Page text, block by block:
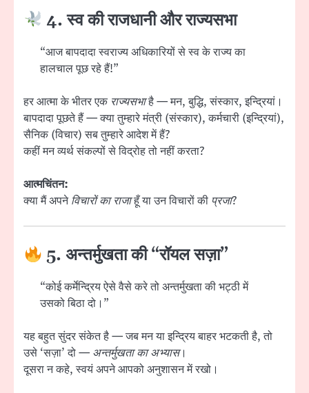
4. स्व की राजधानी और राज्यसभा
“आज बापदादा स्वराज्य अधिकारियों से स्व के राज्य का
हालचाल पूछ रहे हैं!”
हर आत्मा के भीतर एक राज्यसभाहै — मन, बुद्धि, संस्कार, इन्द्रियां।
बापदादा पूछते हैं — क्या तुम्हारे मंत्री (संस्कार), कर्मचारी (इन्द्रियां),
सैनिक (विचार) सब तुम्हारे आदेश में हैं?
कहीं मन व्यर्थ संकल्पों से विद्रोह तो नहीं करता?
आत्मचिंतन:
क्या मैं अपनेविचारों का राजाहूँ या उन विचारों की प्रजा?
5. अन्तर्मुखता की “रॉयल सज़ा”
“कोई कर्मेन्द्रिय ऐसे वैसे करे तो अन्तर्मुखता की भट्ठी में
उसको बिठा दो।”
यह बहुत सुंदर संकेत है — जब मन या इन्द्रिय बाहर भटकती है, तो
उसे ‘सज़ा’ दो — अन्तर्मुखता का अभ्यास।
दूसरा न कहे, स्वयं अपने आपको अनुशासन में रखो।